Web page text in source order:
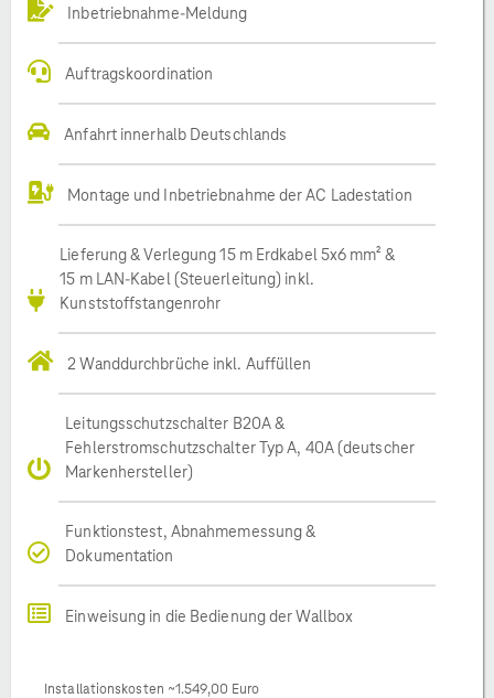
Inbetriebnahme-Meldung
Auftragskoordination
Anfahrt innerhalb Deutschlands
Montage und Inbetriebnahme der AC Ladestation
Lieferung & Verlegung 15 m Erdkabel 5x6 mm² &
15 m LAN-Kabel (Steuerleitung) inkl.
Kunststoffstangenrohr
2 Wanddurchbrüche inkl. Auffüllen
Leitungsschutzschalter B20A &
Fehlerstromschutzschalter Typ A, 40A (deutscher
Markenhersteller)
Funktionstest, Abnahmemessung &
Dokumentation
Einweisung in die Bedienung der Wallbox
Installationskosten ~1.549,00 Euro